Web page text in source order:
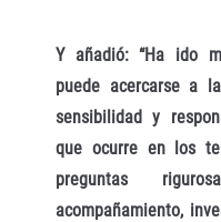
Y añadió: “Ha ido
puede acercarse a
sensibilidad y
que ocurre en los
preguntas
acompañamiento,